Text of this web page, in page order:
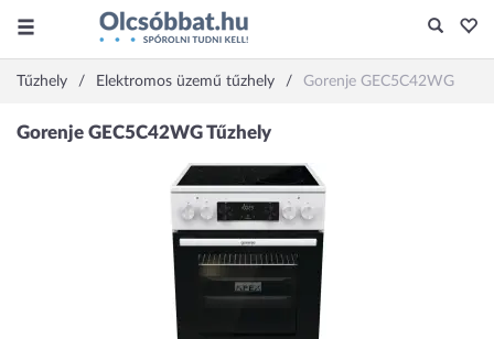
Tűzhely Elektromos üzemű tűzhely Gorenje GEC5C42WG